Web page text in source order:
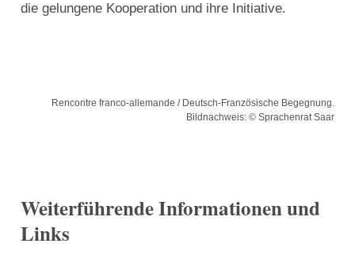
die gelungene Kooperation und ihre Initiative.
Rencontre franco-allemande / Deutsch-Französische Begegnung.
Bildnachweis: © Sprachenrat Saar
​Weiterführende Informationen und
Links